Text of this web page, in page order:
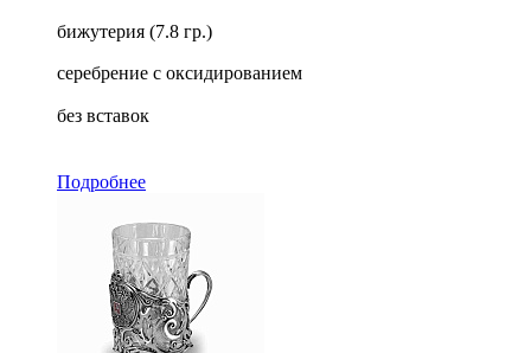
бижутерия (7.8 гр.)
серебрение с оксидированием
без вставок
Подробнее